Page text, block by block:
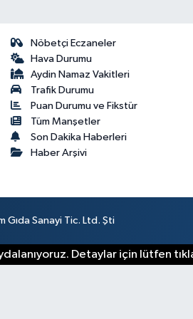
Nöbetçi Eczaneler
Hava Durumu
Aydin Namaz Vakitleri
Trafik Durumu
Puan Durumu ve Fikstür
Tüm Manşetler
Son Dakika Haberleri
Haber Arşivi
Sanayi Tic. Ltd. Şti
Detaylar için lütfen